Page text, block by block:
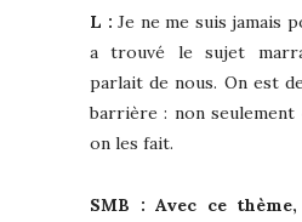
L : Je ne me suis jamais
a trouvé le sujet
parlait de nous. On est
barrière : non seulement
on les fait.
SMB : Avec ce thème,